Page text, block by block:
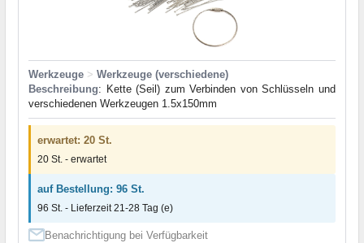
Werkzeuge > Werkzeuge (verschiedene)
Beschreibung: Kette (Seil) zum Verbinden von Schlüsseln und
verschiedenen Werkzeugen 1.5x150mm
erwartet: 20 St.
20 St. - erwartet
auf Bestellung: 96 St.
96 St. - Lieferzeit 21-28 Tag (e)
Benachrichtigung bei Verfügbarkeit